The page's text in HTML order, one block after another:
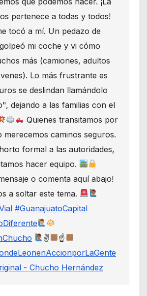
pertenece a todas y todos!
tocó a mí. Un pedazo de
mi coche y vi cómo
más (camiones, adultos
Lo más frustrante es
se deslindan llamándolo
dejando a las familias con el
Quienes transitamos por
merecemos caminos seguros.
formal a las autoridades,
hacer equipo.
o comenta aquí abajo!
a soltar este tema.
#GuanajuatoCapital
✌
☝
- Chucho Hernández